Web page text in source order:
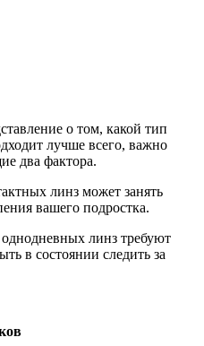
о том, какой тип
лучше всего, важно
два фактора.
линз может занять
вашего подростка.
линз требуют
в состоянии следить за